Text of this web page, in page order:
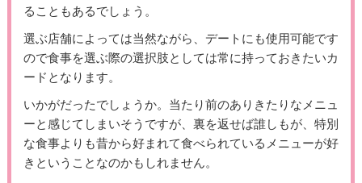
ることもあるでしょう。
選ぶ店舗によっては当然ながら、デートにも使用可能です
ので食事を選ぶ際の選択肢としては常に持っておきたいカ
ードとなります。
いかがだったでしょうか。当たり前のありきたりなメニュ
ーと感じてしまいそうですが、裏を返せば誰しもが、特別
な食事よりも昔から好まれて食べられているメニューが好
きということなのかもしれません。